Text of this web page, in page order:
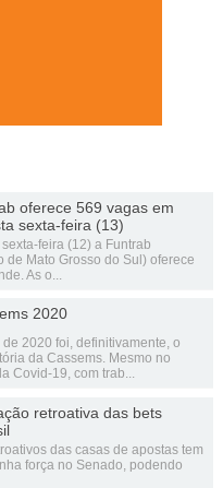
oferece 569 vagas em
sexta-feira (13)
feira (12) a Funtrab
de Mato Grosso do Sul) oferece
As o...
2020
2020 foi, definitivamente, o
da Cassems. Mesmo no
Covid-19, com trab...
retroativa das bets
das casas de apostas tem
força no Senado, podendo